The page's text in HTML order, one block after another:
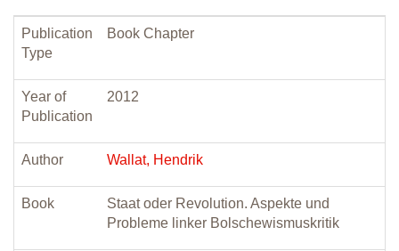
Publication
Type
Book Chapter
Year of
Publication
2012
Author Wallat, Hendrik
Book
Staat oder Revolution. Aspekte und
Probleme linker Bolschewismuskritik